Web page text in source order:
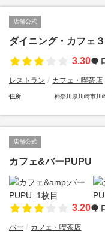
店舗公式
ダイニング・カフェ
3.30
レストラン カフェ・喫茶店
住所 神奈川県川崎市川
店舗公式
カフェ&バーPUPU
3.20
バー カフェ・喫茶店